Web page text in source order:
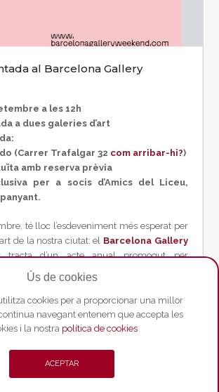
al Barcelona Gallery
a les 12h
a dues galeries d’art
(Carrer Trafalgar 32 com arribar-hi?)
amb reserva prèvia
per a socis d’Amics del Liceu,
té lloc l’esdeveniment més esperat per
de la nostra ciutat: el Barcelona Gallery
tracta d’un acte anual promogut per
Galeries
i obert a totes les galeries
el ric i variat teixit artístic de Barcelona,
d’art i posar en valor la labor de
a espais generadors de cultura oberts
al 20 de setembre, el BGW celebrarà la
Ús de cookies
cookies per a proporcionar una millor
navegant entenem que accepta les
i la nostra política de cookies
ACEPTAR